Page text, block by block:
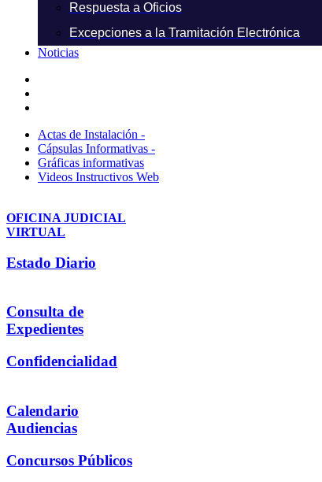
Respuesta a Oficios
Excepciones a la Tramitación Electrónica
Noticias
Actas de Instalación -
Cápsulas Informativas -
Gráficas informativas
Videos Instructivos Web
OFICINA JUDICIAL
VIRTUAL
Estado Diario
Consulta de
Expedientes
Confidencialidad
Calendario
Audiencias
Concursos Públicos